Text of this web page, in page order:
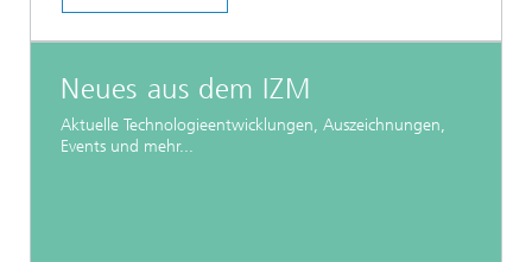
Neues aus dem IZM
Aktuelle Technologieentwicklungen, Auszeichnungen,
Events und mehr...